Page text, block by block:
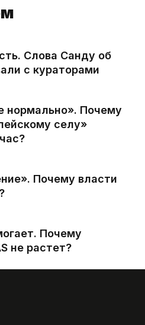
Слова Санду об
с кураторами
нормально». Почему
селу»
Почему власти
Почему
не растет?